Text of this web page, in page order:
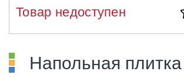
Товар недоступен
Напольная плитка